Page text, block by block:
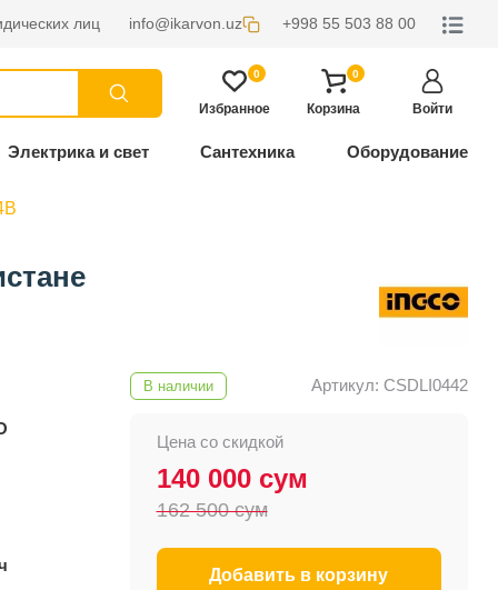
лиц info@ikarvon.uz +998 55 503 88 00
0
Избранное
0
Корзина Войти
Электрика и свет Сантехника Оборудование
В наличии Артикул: CSDLI0442
Цена со скидкой
140 000 сум
162 500 сум
Добавить в корзину